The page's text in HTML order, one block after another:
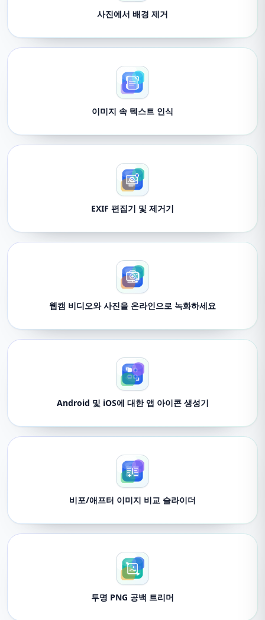
사진에서 배경 제거
이미지 속 텍스트 인식
EXIF 편집기 및 제거기
웹캠 비디오와 사진을 온라인으로 녹화하세요
Android 및 iOS에 대한 앱 아이콘 생성기
비포/애프터 이미지 비교 슬라이더
투명 PNG 공백 트리머